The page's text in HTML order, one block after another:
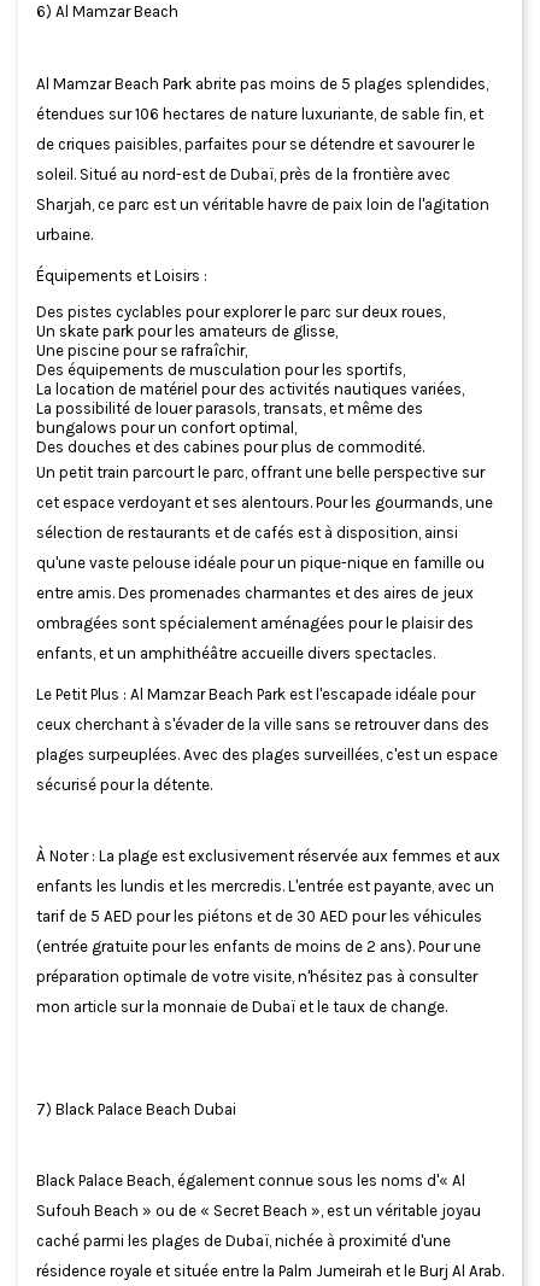
6) Al Mamzar Beach
Al Mamzar Beach Park abrite pas moins de 5 plages splendides,
étendues sur 106 hectares de nature luxuriante, de sable fin, et
de criques paisibles, parfaites pour se détendre et savourer le
soleil. Situé au nord-est de Dubaï, près de la frontière avec
Sharjah, ce parc est un véritable havre de paix loin de l'agitation
urbaine.
Équipements et Loisirs :
Des pistes cyclables pour explorer le parc sur deux roues,
Un skate park pour les amateurs de glisse,
Une piscine pour se rafraîchir,
Des équipements de musculation pour les sportifs,
La location de matériel pour des activités nautiques variées,
La possibilité de louer parasols, transats, et même des
bungalows pour un confort optimal,
Des douches et des cabines pour plus de commodité.
Un petit train parcourt le parc, offrant une belle perspective sur
cet espace verdoyant et ses alentours. Pour les gourmands, une
sélection de restaurants et de cafés est à disposition, ainsi
qu'une vaste pelouse idéale pour un pique-nique en famille ou
entre amis. Des promenades charmantes et des aires de jeux
ombragées sont spécialement aménagées pour le plaisir des
enfants, et un amphithéâtre accueille divers spectacles.
Le Petit Plus : Al Mamzar Beach Park est l'escapade idéale pour
ceux cherchant à s'évader de la ville sans se retrouver dans des
plages surpeuplées. Avec des plages surveillées, c'est un espace
sécurisé pour la détente.
À Noter : La plage est exclusivement réservée aux femmes et aux
enfants les lundis et les mercredis. L'entrée est payante, avec un
tarif de 5 AED pour les piétons et de 30 AED pour les véhicules
(entrée gratuite pour les enfants de moins de 2 ans). Pour une
préparation optimale de votre visite, n'hésitez pas à consulter
mon article sur la monnaie de Dubaï et le taux de change.
7) Black Palace Beach Dubai
Black Palace Beach, également connue sous les noms d'« Al
Sufouh Beach » ou de « Secret Beach », est un véritable joyau
caché parmi les plages de Dubaï, nichée à proximité d'une
résidence royale et située entre la Palm Jumeirah et le Burj Al Arab.